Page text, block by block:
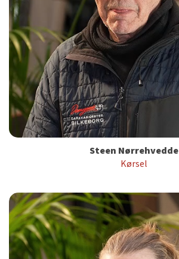
Steen Nørrehvedde
Kørsel